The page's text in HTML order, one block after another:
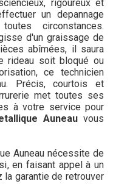
rigoureux et
un depannage
circonstances.
d'un graissage de
abîmées, il saura
rideau soit bloqué ou
ce technicien
Précis, courtois et
met toutes ses
à votre service pour
Auneau vous
Auneau nécessite de
en faisant appel à un
garantie de retrouver